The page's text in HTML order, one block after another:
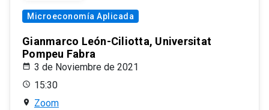
Microeconomía Aplicada
Gianmarco León-Ciliotta, Universitat
Pompeu Fabra
3 de Noviembre de 2021
15:30
Zoom